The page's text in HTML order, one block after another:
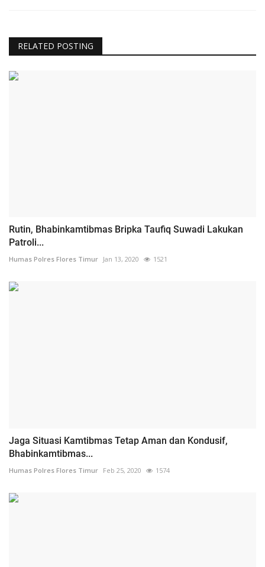
RELATED POSTING
Rutin, Bhabinkamtibmas Bripka Taufiq Suwadi Lakukan
Patroli...
Humas Polres Flores Timur Jan 13, 2020 1521
Jaga Situasi Kamtibmas Tetap Aman dan Kondusif,
Bhabinkamtibmas...
Humas Polres Flores Timur Feb 25, 2020 1574